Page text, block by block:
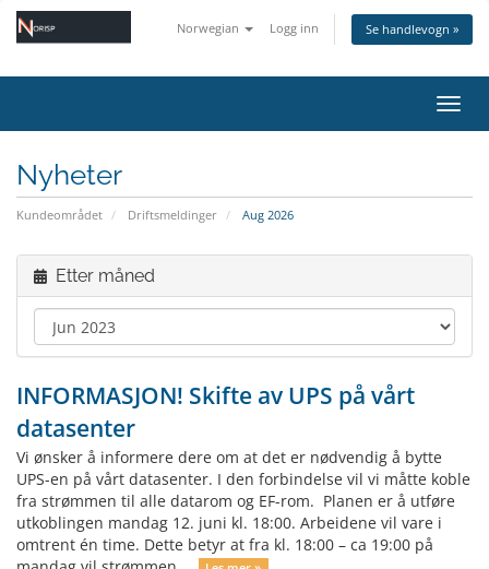
Norwegian Logg inn Se handlevogn »
Bytt
Nyheter
Kundeområdet Driftsmeldinger Aug 2026
Etter måned
INFORMASJON! Skifte av UPS på vårt
datasenter
Vi ønsker å informere dere om at det er nødvendig å bytte
UPS-en på vårt datasenter. I den forbindelse vil vi måtte koble
fra strømmen til alle datarom og EF-rom. Planen er å utføre
utkoblingen mandag 12. juni kl. 18:00. Arbeidene vil vare i
omtrent én time. Dette betyr at fra kl. 18:00 – ca 19:00 på